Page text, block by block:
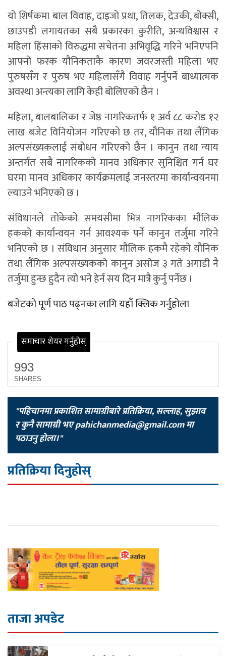
यो शिर्षकमा बाल विवाह, दाइजो प्रथा, तिलक, देउकी, बोक्सी,
छाउपडी लगायतका सबै प्रकारका कुरीति, अन्धविश्वास र
महिला हिंसाको विरुद्धमा सचेतना अभिवृद्धि गरिने भनिएपनि
आफ्नो फरक यौनिकताकै कारण जवरजस्ती महिला भए
पुरुषसँग र पुरुष भए महिलासँगै विवाह गर्नुपर्ने बाध्यात्मक
अवस्था अन्त्यका लागि केही बोलिएको छैन ।
महिला, बालबालिका र जेष्ठ नागरिकतर्फ १ अर्व ८८ करोड १२
लाख बजेट विनियोजन गरिएको छ तर, यौनिक तथा लैंगिक
अल्पसंख्यकलाई संबोधन गरिएको छैन । कानुन तथा न्याय
अन्तर्गत सबै नागरिकको मानव अधिकार सुनिश्चित गर्न घर
घरमा मानव अधिकार कार्यक्रमलाई जनस्तरमा कार्यान्वयनमा
ल्याउने भनिएको छ ।
संविधानले तोकेको समयसीमा भित्र नागरिकका मौलिक
हकको कार्यान्वयन गर्न आवश्यक पर्ने कानुन तर्जुमा गरिने
भनिएको छ । संविधान अनुसार मौलिक हकमै रहेको यौनिक
तथा लैंगिक अल्पसंख्यकको कानुन असोज ३ गते अगाडी नै
तर्जुमा हुन्छ हुदैन त्यो भने हेर्न सय दिन मात्रै कुर्नु पर्नेछ ।
बजेटको पूर्ण पाठ पढ्नका लागि यहाँ क्लिक गर्नुहोला
समाचार शेयर गर्नुहोस्
993
SHARES
"पहिचानमा प्रकाशित सामाग्रीबारे प्रतिक्रिया, सल्लाह, सुझाव
र कुनै सामाग्री भएpahichanmedia@gmail.comमा
पठाउनु होला।"
प्रतिक्रिया दिनुहोस्
ताजा अपडेट